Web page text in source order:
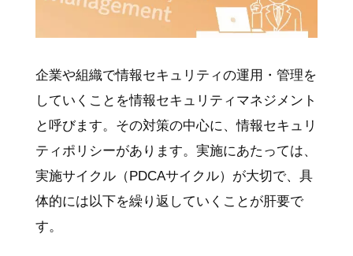
企業や組織で情報セキュリティの運用・管理を
していくことを情報セキュリティマネジメント
と呼びます。その対策の中心に、情報セキュリ
ティポリシーがあります。実施にあたっては、
実施サイクル（PDCAサイクル）が大切で、具
体的には以下を繰り返していくことが肝要で
す。